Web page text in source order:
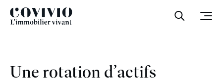
Covivio Ouvrir la
Une rotation d’actifs